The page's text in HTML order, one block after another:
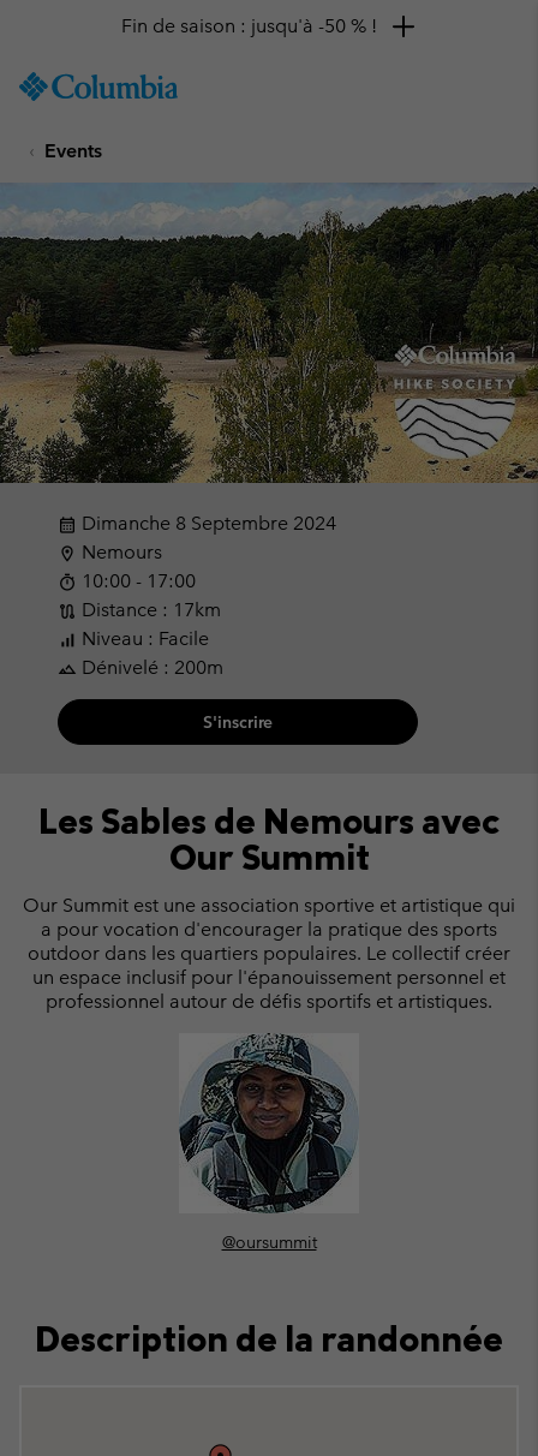
TO
SKIP
NAV
SKIP
TO
SEARCH
Remise de 10 % à saisir
Events
calendar_month Dimanche 8 Septembre 2024
location_on Nemours
timer 10:00 - 17:00
route Distance : 17km
signal_cellular_alt Niveau : Facile
landscape Dénivelé : 200m
S'inscrire
Les Sables de Nemours avec
Our Summit
Our Summit est une association sportive et artistique qui
a pour vocation d'encourager la pratique des sports
outdoor dans les quartiers populaires. Le collectif créer
un espace inclusif pour l'épanouissement personnel et
professionnel autour de défis sportifs et artistiques.
@oursummit
Description de la randonnée